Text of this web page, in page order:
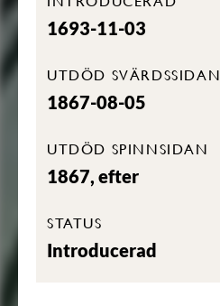
1693-11-03
UTDÖD SVÄRDSSIDAN
1867-08-05
UTDÖD SPINNSIDAN
1867, efter
STATUS
Introducerad